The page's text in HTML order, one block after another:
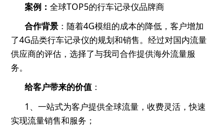
案例：全球TOP5的行车记录仪品牌商
合作背景 ：随着4G模组的成本的降低，客户增加
了4G品类行车记录仪的规划和销售。经过对国内流量
供应商的评估，选择了与我司合作提供海外流量服
务。
给客户带来的价值 ：
1、一站式为客户提供全球流量，收费灵活，快速
实现流量销售和服务；